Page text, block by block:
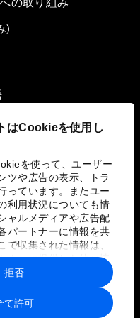
はCookieを使用し
を使って、ユーザー
ツや広告の表示、トラ
っています。またユー
利用状況についても情
ャルメディアや広告配
パートナーに情報を共
で収集された情報は、
ナーに提供した他の情
サービスを使用した際
組み合わされ、各パー
されることがありま
て許可
拒否
)